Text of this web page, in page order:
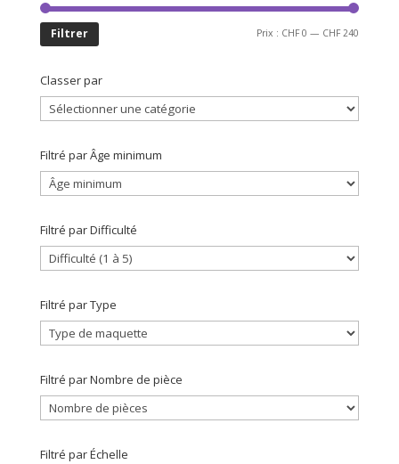
Filtrer Prix : CHF 0 — CHF 240
Classer par
Filtré par Âge minimum
Filtré par Difficulté
Filtré par Type
Filtré par Nombre de pièce
Filtré par Échelle